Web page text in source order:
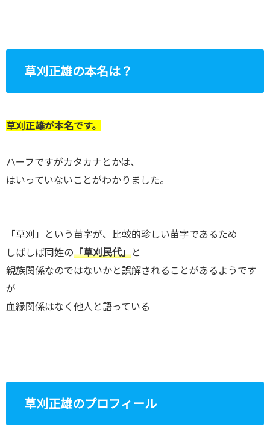
草刈正雄の本名は？
草刈正雄が本名です。
ハーフですがカタカナとかは、
はいっていないことがわかりました。
「草刈」という苗字が、比較的珍しい苗字であるため
しばしば同姓の「草刈民代」と
親族関係なのではないかと誤解されることがあるようです
が
血縁関係はなく他人と語っている
草刈正雄のプロフィール